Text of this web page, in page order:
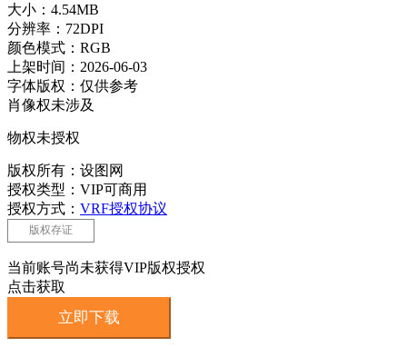
大小：4.54MB
分辨率：72DPI
颜色模式：RGB
上架时间：2026-06-03
字体版权：仅供参考
肖像权未涉及
物权未授权
版权所有：设图网
授权类型：VIP可商用
授权方式： VRF授权协议
版权存证
当前账号尚未获得VIP版权授权
点击获取
立即下载